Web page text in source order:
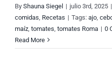
By Shauna Siegel | julio 3rd, 2025 |
comidas Recetas | Tags: ajo
maíz tomates tomates Roma | 0
Read More